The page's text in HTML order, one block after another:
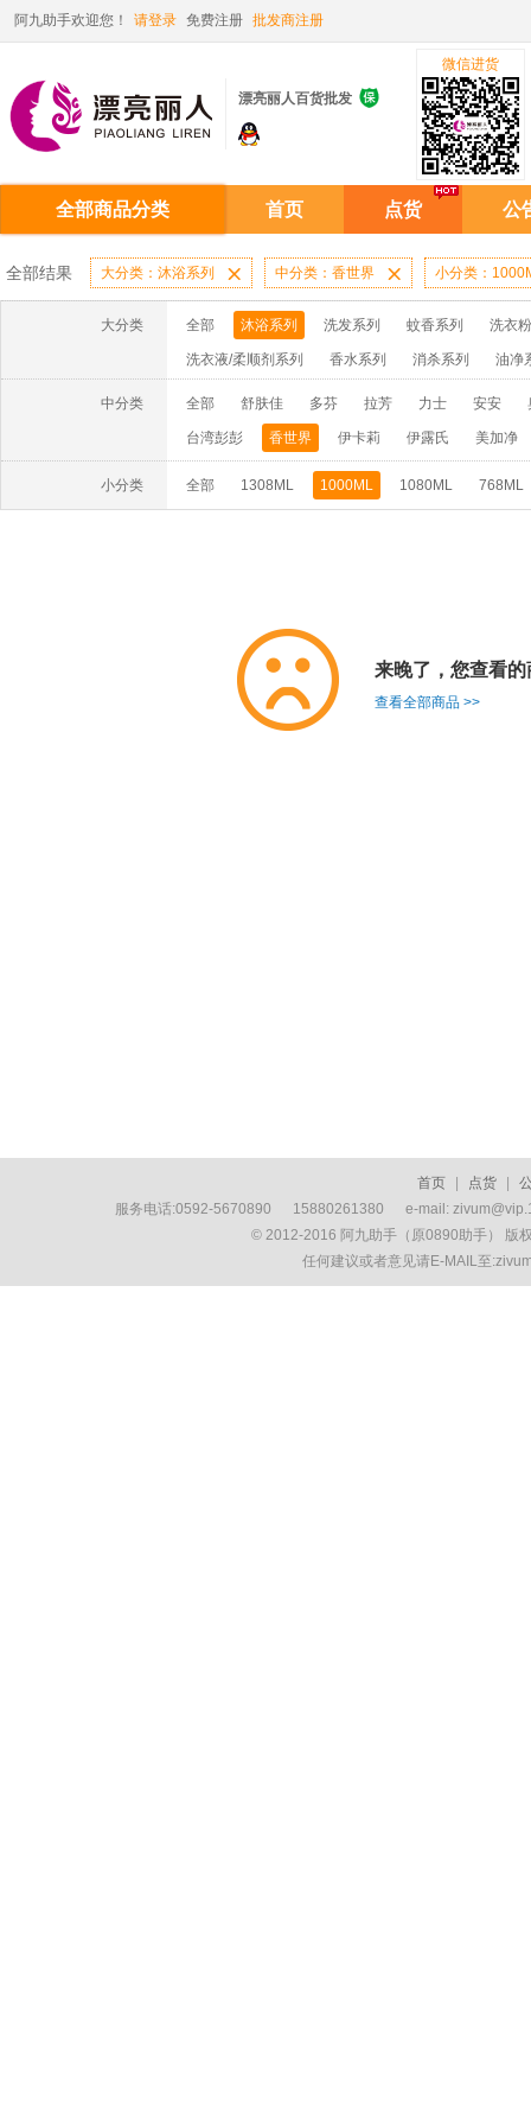
阿九助手欢迎您！ 请登录 免费注册 批发商注册
漂亮丽人百货批发 
微信进货
全部商品分类 首页 点货 公
全部结果 大分类：沐浴系列  中分类：香世界  小分类：
大分类 全部 沐浴系列 洗发系列 蚊香系列 洗衣
洗衣液/柔顺剂系列 香水系列 消杀系列 油净
啫喱膏/水系列 厨房油污系列 玻璃/地板/清洁系
牙膏系列 牙刷系列 固发定型系列 染发系列
洗洁精系列 保健品系列 雨伞系列家用帆布洗洁
中分类 全部 舒肤佳 多芬 拉芳 力士 安安
台湾彭彭 香世界 伊卡莉 伊露氏 美加净
小分类 全部 1308ML 1000ML 1080ML 768ML
来晚了，您查看
查看全部商品 >>
首页 点货
服务电话:0592-5670890 15880261380 e-mail:
© 2012-2016 阿九助手（原0890助手） 版
任何建议或者意见请E-MAIL至